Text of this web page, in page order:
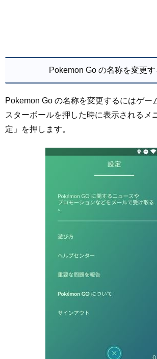
Pokemon Go の名称を変更
Pokemon Go の名称を変更するにはゲー
スターボールを押した時に表示されるメ
定」を押します。